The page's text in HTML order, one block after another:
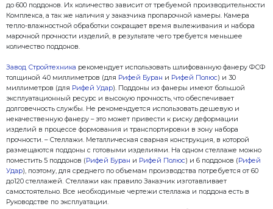
Основные требования к размещению и
– Вибропрессующий комплекс используется: на
навесом или в помещение, оптимальная
– от +5 до +35 градусов.
– Минимальная высота потолков цеха 8 метров.
– Для работы Оборудования, необходимо
зоны для хранения материалов и склад готовой
площадь под все производство - 200 м2.
– Для эксплуатации Комплекса необходимо
вибропресс и эстакаду, использовать бетон
фундаментов с перечнем необходимых работ см. в
эксплуатации, либо на интернет странице
– К рабочему Оборудованию необходимо подвести